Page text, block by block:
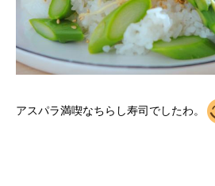
アスパラ満喫なちらし寿司でしたわ。